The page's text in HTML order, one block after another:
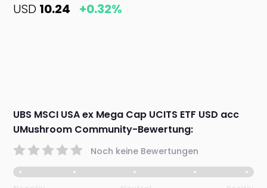
USD 10.24 +0.32%
UBS MSCI USA ex Mega Cap UCITS ETF USD acc
UMushroom Community-Bewertung:
Noch keine Bewertungen